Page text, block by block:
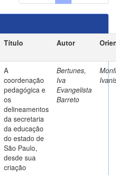
Título Autor
A
coordenação
pedagógica e
os
delineamentos
da secretaria
da educação
do estado de
São Paulo,
desde sua
criação
Bertunes,
Iva
Evangelista
Barreto